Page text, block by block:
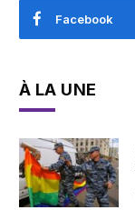
Facebook
À LA UNE